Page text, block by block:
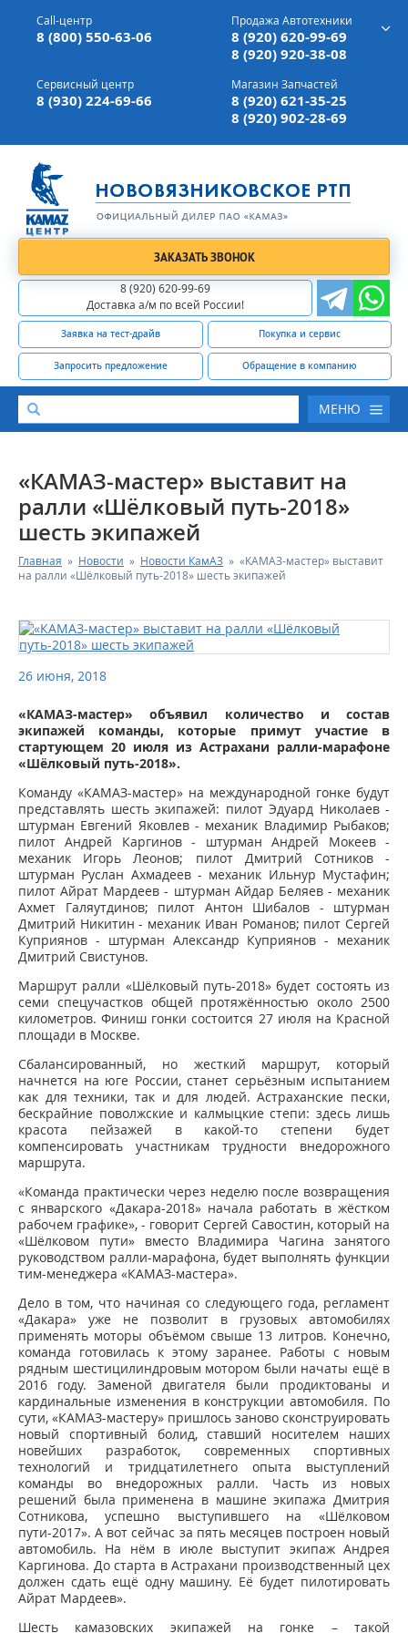
г. Вязники,ул. Механизаторов, д 90
Доставка а/м,по всей России
Call-центр
8 (800) 550-63-06
Продажа Автотехники
8 (920) 620-99-69
8 (920) 920-38-08
Сервисный центр
8 (930) 224-69-66
Магазин Запчастей
8 (920) 621-35-25
8 (920) 902-28-69
ЗАКАЗАТЬ ЗВОНОК
8 (920) 620-99-69
Доставка а/м по всей России!
Заявка на тест-драйв Покупка и сервис
Запросить предложение Обращение в компанию
МЕНЮ
КАТАЛОГ АВТОТЕХНИКИ
СЕРВИС И ГАРАНТИЙНЫЕ ОБЯЗАТЕЛЬСТВА
РЕМОНТ ДВИГАТЕЛЕЙ КАМАЗ
ФИНАНСОВЫЙ СЕРВИС
ФОТОГАЛЕРЕЯ
КОНТАКТНАЯ ИНФОРМАЦИЯ
«КАМАЗ-мастер» выставит на
ралли «Шёлковый путь-2018»
шесть экипажей
Главная » Новости » Новости КамАЗ » «КАМАЗ-мастер» выставит
на ралли «Шёлковый путь-2018» шесть экипажей
26 июня, 2018
«КАМАЗ-мастер» объявил количество и состав
экипажей команды, которые примут участие в
стартующем 20 июля из Астрахани ралли-марафоне
«Шёлковый путь-2018».
Команду «КАМАЗ-мастер» на международной гонке будут
представлять шесть экипажей: пилот Эдуард Николаев -
штурман Евгений Яковлев - механик Владимир Рыбаков;
пилот Андрей Каргинов - штурман Андрей Мокеев -
механик Игорь Леонов; пилот Дмитрий Сотников -
штурман Руслан Ахмадеев - механик Ильнур Мустафин;
пилот Айрат Мардеев - штурман Айдар Беляев - механик
Ахмет Галяутдинов; пилот Антон Шибалов - штурман
Дмитрий Никитин - механик Иван Романов; пилот Сергей
Куприянов - штурман Александр Куприянов - механик
Дмитрий Свистунов.
Маршрут ралли «Шёлковый путь-2018» будет состоять из
семи спецучастков общей протяжённостью около 2500
километров. Финиш гонки состоится 27 июля на Красной
площади в Москве.
Сбалансированный, но жесткий маршрут, который
начнется на юге России, станет серьёзным испытанием
как для техники, так и для людей. Астраханские пески,
бескрайние поволжские и калмыцкие степи: здесь лишь
красота пейзажей в какой-то степени будет
компенсировать участникам трудности внедорожного
маршрута.
«Команда практически через неделю после возвращения
с январского «Дакара-2018» начала работать в жёстком
рабочем графике», - говорит Сергей Савостин, который на
«Шёлковом пути» вместо Владимира Чагина занятого
руководством ралли-марафона, будет выполнять функции
тим-менеджера «КАМАЗ-мастера».
Дело в том, что начиная со следующего года, регламент
«Дакара» уже не позволит в грузовых автомобилях
применять моторы объёмом свыше 13 литров. Конечно,
команда готовилась к этому заранее. Работы с новым
рядным шестицилиндровым мотором были начаты ещё в
2016 году. Заменой двигателя были продиктованы и
кардинальные изменения в конструкции автомобиля. По
сути, «КАМАЗ-мастеру» пришлось заново сконструировать
новый спортивный болид, ставший носителем наших
новейших разработок, современных спортивных
технологий и тридцатилетнего опыта выступлений
команды во внедорожных ралли. Часть из новых
решений была применена в машине экипажа Дмитрия
Сотникова, успешно выступившего на «Шёлковом
пути-2017». А вот сейчас за пять месяцев построен новый
автомобиль. На нём в июле выступит экипаж Андрея
Каргинова. До старта в Астрахани производственный цех
должен сдать ещё одну машину. Её будет пилотировать
Айрат Мардеев».
Шесть камазовских экипажей на гонке – такой